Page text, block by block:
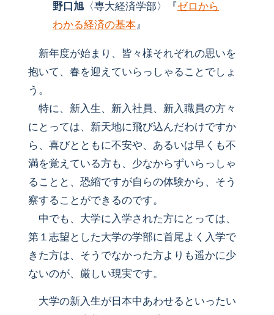
野口旭〈専大経済学部〉『ゼロから
わかる経済の基本』
新年度が始まり、皆々様それぞれの思いを
抱いて、春を迎えていらっしゃることでしょ
う。
特に、新入生、新入社員、新入職員の方々
にとっては、新天地に飛び込んだわけですか
ら、喜びとともに不安や、あるいは早くも不
満を覚えている方も、少なからずいらっしゃ
ることと、恐縮ですが自らの体験から、そう
察することができるのです。
中でも、大学に入学された方にとっては、
第１志望とした大学の学部に首尾よく入学で
きた方は、そうでなかった方よりも遥かに少
ないのが、厳しい現実です。
大学の新入生が日本中あわせるといったい